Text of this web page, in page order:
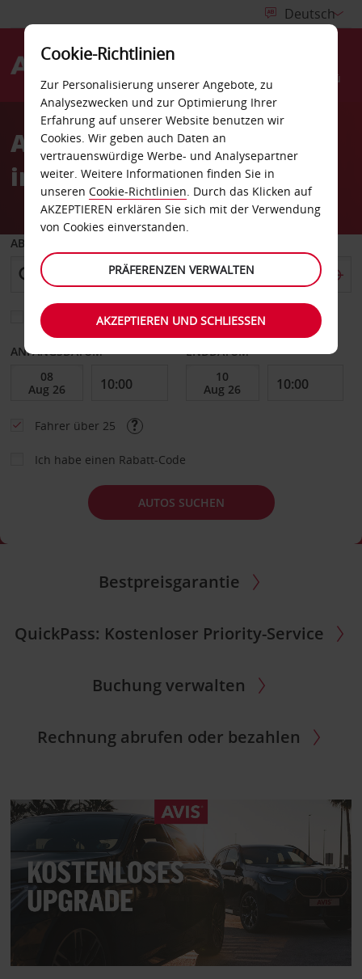
Menü
Avis buchen. Gutes Gefühl
inklusive.
ABHOLEN VON
Eine andere Rückgabestation auswählen
ANFANGSDATUM ENDDATUM
Fahrer über 25
Ich habe einen Rabatt-Code
AUTOS SUCHEN
Bestpreisgarantie
QuickPass: Kostenloser Priority-Service
Buchung verwalten
Rechnung abrufen oder bezahlen
Cookie-Richtlinien
Zur Personalisierung unserer Angebote, zu
Analysezwecken und zur Optimierung Ihrer
Erfahrung auf unserer Website benutzen wir
Cookies. Wir geben auch Daten an
vertrauenswürdige Werbe- und Analysepartner
weiter. Weitere Informationen finden Sie in
unseren Cookie-Richtlinien. Durch das Klicken auf
AKZEPTIEREN erklären Sie sich mit der Verwendung
von Cookies einverstanden.
PRÄFERENZEN VERWALTEN
AKZEPTIEREN UND SCHLIESSEN